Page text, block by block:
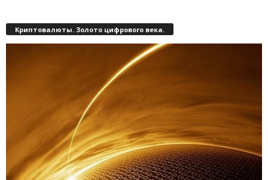
Криптовалюты. Золото цифрового века.